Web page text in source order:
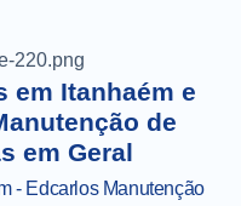
em Itanhaém e
de
em Geral
- Edcarlos Manutenção